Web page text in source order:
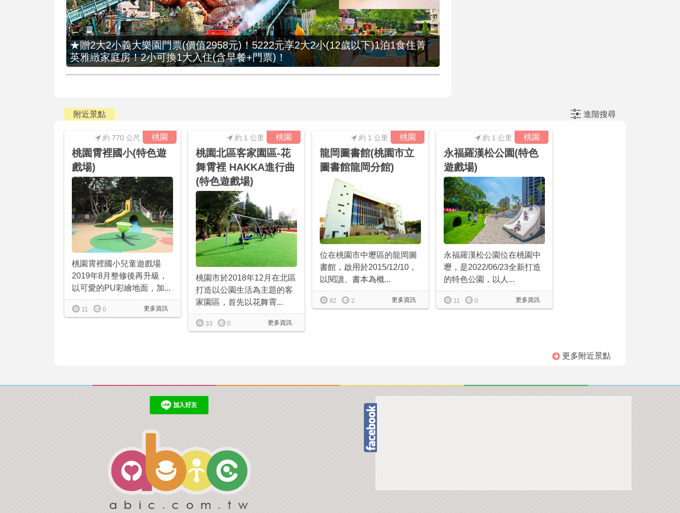
★贈2大2小義大樂園門票(價值2958元)！5222元享2大2小(12歲以下)1泊1食住菁
英雅緻家庭房！2小可換1大入住(含早餐+門票)！
附近景點 進階搜尋
桃園
約 770 公尺
桃園霄裡國小(特色遊
戲場)
桃園霄裡國小兒童遊戲場
2019年8月整修後再升級，
以可愛的PU彩繪地面，加...
更多資訊
11 0
桃園
約 1 公里
桃園北區客家園區-花
舞霄裡 HAKKA進行曲
(特色遊戲場)
桃園市於2018年12月在北區
打造以公園生活為主題的客
家園區，首先以花舞霄...
更多資訊
33 0
桃園
約 1 公里
龍岡圖書館(桃園市立
圖書館龍岡分館)
位在桃園市中壢區的龍岡圖
書館，啟用於2015/12/10，
以閱讀、書本為概...
更多資訊
92 2
桃園
約 1 公里
永福羅漢松公園(特色
遊戲場)
永福羅漢松公園位在桃園中
壢，是2022/06/23全新打造
的特色公園，以人...
更多資訊
11 0
更多附近景點